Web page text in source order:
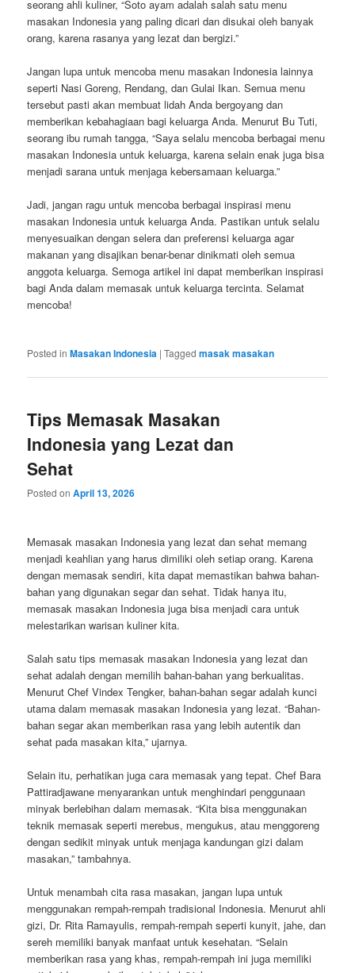
seorang ahli kuliner, “Soto ayam adalah salah satu menu
masakan Indonesia yang paling dicari dan disukai oleh banyak
orang, karena rasanya yang lezat dan bergizi.”
Jangan lupa untuk mencoba menu masakan Indonesia lainnya
seperti Nasi Goreng, Rendang, dan Gulai Ikan. Semua menu
tersebut pasti akan membuat lidah Anda bergoyang dan
memberikan kebahagiaan bagi keluarga Anda. Menurut Bu Tuti,
seorang ibu rumah tangga, “Saya selalu mencoba berbagai menu
masakan Indonesia untuk keluarga, karena selain enak juga bisa
menjadi sarana untuk menjaga kebersamaan keluarga.”
Jadi, jangan ragu untuk mencoba berbagai inspirasi menu
masakan Indonesia untuk keluarga Anda. Pastikan untuk selalu
menyesuaikan dengan selera dan preferensi keluarga agar
makanan yang disajikan benar-benar dinikmati oleh semua
anggota keluarga. Semoga artikel ini dapat memberikan inspirasi
bagi Anda dalam memasak untuk keluarga tercinta. Selamat
mencoba!
Posted in Masakan Indonesia |Tagged masak masakan
Tips Memasak Masakan
Indonesia yang Lezat dan
Sehat
Posted onApril 13, 2026
Memasak masakan Indonesia yang lezat dan sehat memang
menjadi keahlian yang harus dimiliki oleh setiap orang. Karena
dengan memasak sendiri, kita dapat memastikan bahwa bahan-
bahan yang digunakan segar dan sehat. Tidak hanya itu,
memasak masakan Indonesia juga bisa menjadi cara untuk
melestarikan warisan kuliner kita.
Salah satu tips memasak masakan Indonesia yang lezat dan
sehat adalah dengan memilih bahan-bahan yang berkualitas.
Menurut Chef Vindex Tengker, bahan-bahan segar adalah kunci
utama dalam memasak masakan Indonesia yang lezat. “Bahan-
bahan segar akan memberikan rasa yang lebih autentik dan
sehat pada masakan kita,” ujarnya.
Selain itu, perhatikan juga cara memasak yang tepat. Chef Bara
Pattiradjawane menyarankan untuk menghindari penggunaan
minyak berlebihan dalam memasak. “Kita bisa menggunakan
teknik memasak seperti merebus, mengukus, atau menggoreng
dengan sedikit minyak untuk menjaga kandungan gizi dalam
masakan,” tambahnya.
Untuk menambah cita rasa masakan, jangan lupa untuk
menggunakan rempah-rempah tradisional Indonesia. Menurut ahli
gizi, Dr. Rita Ramayulis, rempah-rempah seperti kunyit, jahe, dan
sereh memiliki banyak manfaat untuk kesehatan. “Selain
memberikan rasa yang khas, rempah-rempah ini juga memiliki